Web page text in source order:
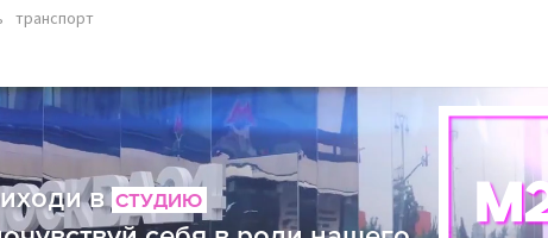
транспорт